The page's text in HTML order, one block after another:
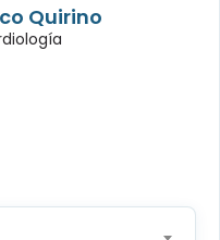
Quirino